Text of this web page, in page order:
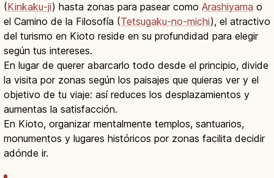
(Kinkaku-ji) hasta zonas para pasear como Arashiyama o
el Camino de la Filosofía (Tetsugaku-no-michi), el atractivo
del turismo en Kioto reside en su profundidad para elegir
según tus intereses.
En lugar de querer abarcarlo todo desde el principio, divide
la visita por zonas según los paisajes que quieras ver y el
objetivo de tu viaje: así reduces los desplazamientos y
aumentas la satisfacción.
En Kioto, organizar mentalmente templos, santuarios,
monumentos y lugares históricos por zonas facilita decidir
adónde ir.